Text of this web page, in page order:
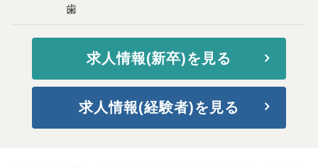
歯
求人情報(新卒)を見る
求人情報(経験者)を見る